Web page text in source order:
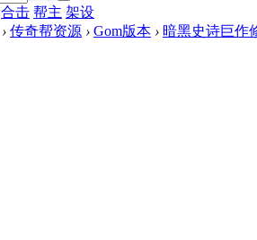
合击 帮主 架设
› 传奇帮资源 › Gom版本 › 暗黑史诗巨作